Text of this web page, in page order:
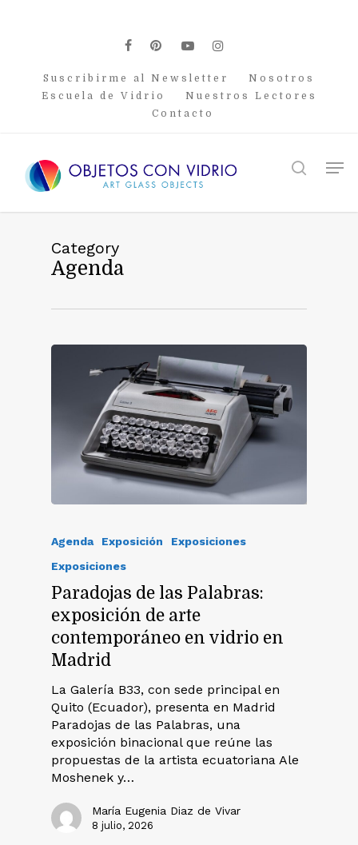
facebook
pinterest
youtubeinstagram
Suscribirme al Newsletter
Nosotros
Escuela de Vidrio
Nuestros Lectores
Contacto
search
Category
Agenda
Agenda Exposición
Exposiciones
Exposiciones
Paradojas de las Palabras:
exposición de arte
contemporáneo en vidrio en
Madrid
La Galería B33, con sede principal en
Quito (Ecuador), presenta en Madrid
Paradojas de las Palabras, una
exposición binacional que reúne las
propuestas de la artista ecuatoriana Ale
Moshenek y…
María Eugenia Diaz de Vivar
8 julio, 2026